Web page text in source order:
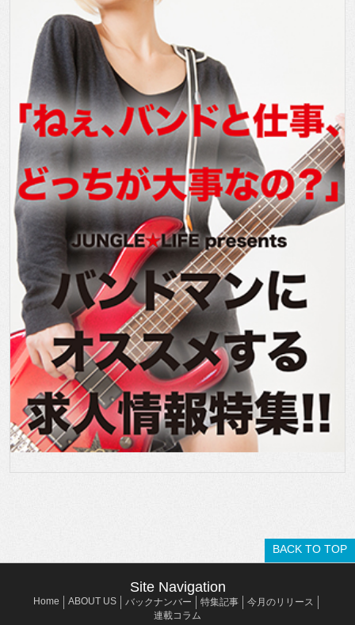
BACK TO TOP
Site Navigation
Home ABOUT US バックナンバー 特集記事
今月のリリース
連載コラム